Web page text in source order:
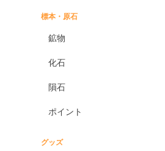
標本・原石
鉱物
化石
隕石
ポイント
グッズ